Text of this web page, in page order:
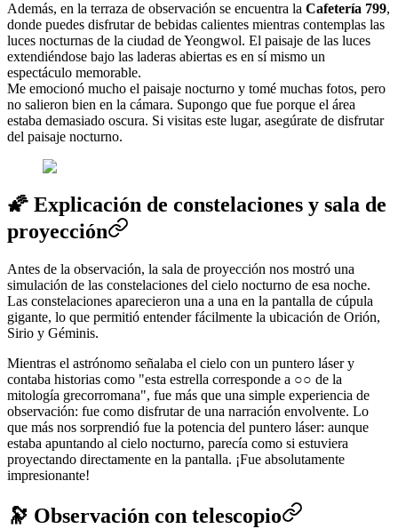
Además, en la terraza de observación se encuentra la Cafetería 799,
donde puedes disfrutar de bebidas calientes mientras contemplas las
luces nocturnas de la ciudad de Yeongwol. El paisaje de las luces
extendiéndose bajo las laderas abiertas es en sí mismo un
espectáculo memorable.
Me emocionó mucho el paisaje nocturno y tomé muchas fotos, pero
no salieron bien en la cámara. Supongo que fue porque el área
estaba demasiado oscura. Si visitas este lugar, asegúrate de disfrutar
del paisaje nocturno.
🌠 Explicación de constelaciones y sala de
proyección
Antes de la observación, la sala de proyección nos mostró una
simulación de las constelaciones del cielo nocturno de esa noche.
Las constelaciones aparecieron una a una en la pantalla de cúpula
gigante, lo que permitió entender fácilmente la ubicación de Orión,
Sirio y Géminis.
Mientras el astrónomo señalaba el cielo con un puntero láser y
contaba historias como "esta estrella corresponde a ○○ de la
mitología grecorromana", fue más que una simple experiencia de
observación: fue como disfrutar de una narración envolvente. Lo
que más nos sorprendió fue la potencia del puntero láser: aunque
estaba apuntando al cielo nocturno, parecía como si estuviera
proyectando directamente en la pantalla. ¡Fue absolutamente
impresionante!
🔭 Observación con telescopio